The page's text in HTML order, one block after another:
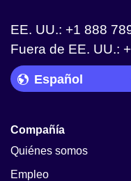
EE. UU.: +1 888
Fuera de EE. UU.:
Language Picker
Compañía
Quiénes somos
Empleo